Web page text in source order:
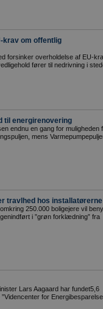
krav om offentlig
forsinker overholdelse af EU-
fører til nedrivning i
til energirenovering
endnu en gang for muligheden
mens
travlhed hos installatørerne
250.000 boligejere vil
i ”grøn forklædning” fra
Lars Aagaard har fundet5,6
for